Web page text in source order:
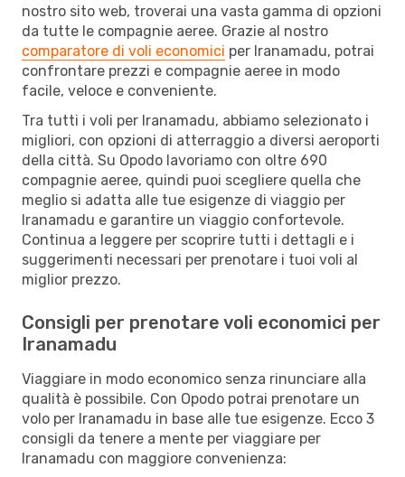
nostro sito web, troverai una vasta gamma di opzioni
da tutte le compagnie aeree. Grazie al nostro
comparatore di voli economici per Iranamadu, potrai
confrontare prezzi e compagnie aeree in modo
facile, veloce e conveniente.
Tra tutti i voli per Iranamadu, abbiamo selezionato i
migliori, con opzioni di atterraggio a diversi aeroporti
della città. Su Opodo lavoriamo con oltre 690
compagnie aeree, quindi puoi scegliere quella che
meglio si adatta alle tue esigenze di viaggio per
Iranamadu e garantire un viaggio confortevole.
Continua a leggere per scoprire tutti i dettagli e i
suggerimenti necessari per prenotare i tuoi voli al
miglior prezzo.
Consigli per prenotare voli economici per
Iranamadu
Viaggiare in modo economico senza rinunciare alla
qualità è possibile. Con Opodo potrai prenotare un
volo per Iranamadu in base alle tue esigenze. Ecco 3
consigli da tenere a mente per viaggiare per
Iranamadu con maggiore convenienza: